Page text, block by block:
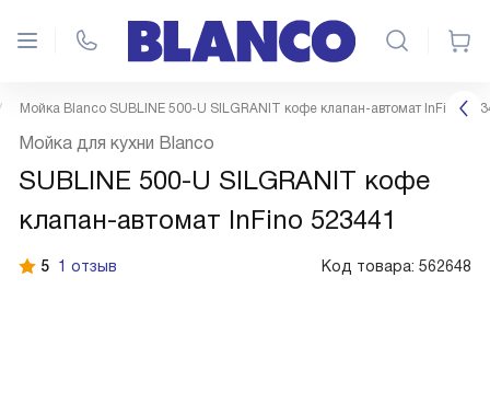
Мойка Blanco SUBLINE 500-U SILGRANIT кофе клапан-автомат InFino
5 1 отзыв Код товара: 562648
Мойка для кухни Blanco
SUBLINE 500-U SILGRANIT кофе
клапан-автомат InFino 523441